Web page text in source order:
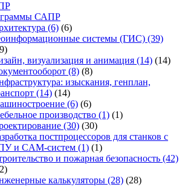
САПР
(6) (6)
системы (ГИС) (39)
визуализация и анимация (14) (14)
(8) (8)
изыскания, генплан,
(14) (14)
(6) (6)
производство (1) (1)
(30) (30)
постпроцессоров для станков с
и CAM-систем (1) (1)
и пожарная безопасность (42)
калькуляторы (28) (28)